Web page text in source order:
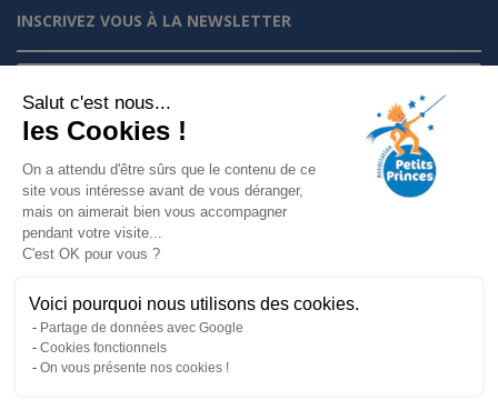
Salut c'est nous...
les Cookies !
On a attendu d'être sûrs que le contenu de ce
site vous intéresse avant de vous déranger,
mais on aimerait bien vous accompagner
pendant votre visite...
C'est OK pour vous ?
Voici pourquoi nous utilisons des cookies.
Partage de données avec Google
Cookies fonctionnels
On vous présente nos cookies !
INSCRIVEZ VOUS À LA NEWSLETTER
Suivez nous sur :
Mentions légales
Politique de confidentialité